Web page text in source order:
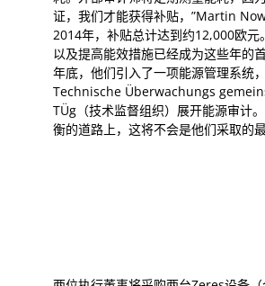
证，我们才能获得补贴，”Martin
2014年，补贴总计达到约12,000欧元
以及提高能效措施已经成为这些年的
年底，他们引入了一项能源管理系统
Technische Überwachungs
TÜg（技术监督组织）展开能源审计
衡的道路上，这将不会是他们采取的最